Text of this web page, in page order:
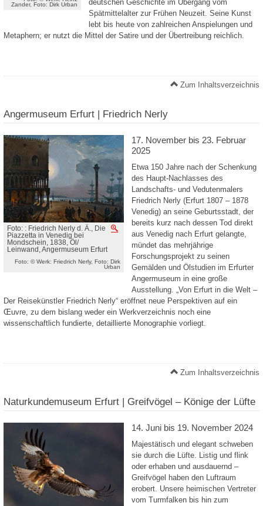
Zander, Foto: Dirk Urban
deutschen Geschichte im Übergang vom
Spätmittelalter zur Frühen Neuzeit. Seine Kunst
lebt bis heute von zahlreichen Anspielungen und
Metaphern; er nutzt die Mittel der Satire und der Übertreibung reichlich.
Zum Inhaltsverzeichnis
Angermuseum Erfurt | Friedrich Nerly
Foto: : Friedrich Nerly d. Ä., Die
Piazzetta in Venedig bei
Mondschein, 1838, Öl/
Leinwand, Angermuseum Erfurt
Foto: © Werk: Friedrich Nerly, Foto: Dirk
Urban
17. November bis 23. Februar
2025
Etwa 150 Jahre nach der Schenkung
des Haupt-Nachlasses des
Landschafts- und Vedutenmalers
Friedrich Nerly (Erfurt 1807 – 1878
Venedig) an seine Geburtsstadt, der
bereits kurz nach dessen Tod direkt
aus Venedig nach Erfurt gelangte,
mündet das mehrjährige
Forschungsprojekt zu seinen
Gemälden und Ölstudien im Erfurter
Angermuseum in eine große
Ausstellung. „Von Erfurt in die Welt –
Der Reisekünstler Friedrich Nerly“ eröffnet neue Perspektiven auf ein
Œuvre, zu dem bislang weder ein Werkverzeichnis noch eine
wissenschaftlich fundierte, detaillierte Monographie vorliegt.
Zum Inhaltsverzeichnis
Naturkundemuseum Erfurt | Greifvögel – Könige der Lüfte
14. Juni bis 19. November 2024
Majestätisch und elegant schweben
sie durch die Lüfte. Listig und flink
oder erhaben und ausdauernd –
Greifvögel haben den Luftraum
erobert. Unsere heimischen Vertreter
vom Turmfalken bis hin zum